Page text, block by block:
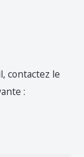
contactez le
: